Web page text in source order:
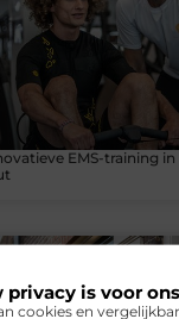
privacy is voor
cookies en
EMS-training